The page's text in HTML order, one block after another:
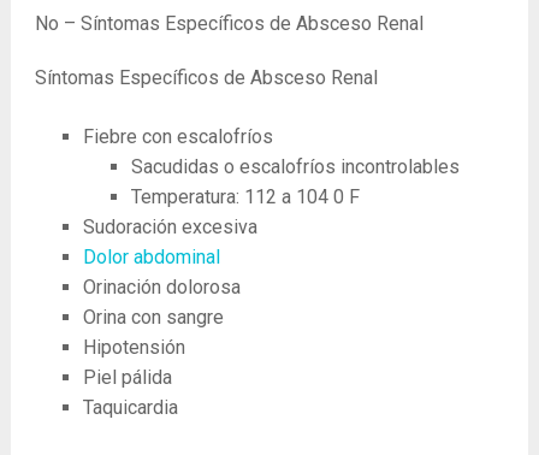
No – Síntomas Específicos de Absceso Renal
Síntomas Específicos de Absceso Renal
Fiebre con escalofríos
Sacudidas o escalofríos incontrolables
Temperatura: 112 a 104 0 F
Sudoración excesiva
Dolor abdominal
Orinación dolorosa
Orina con sangre
Hipotensión
Piel pálida
Taquicardia